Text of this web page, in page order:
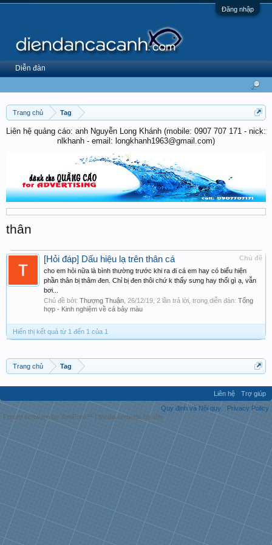
Đăng nhập
Trang chủ Tag
Liên hệ quảng cáo: anh Nguyễn Long Khánh (mobile: 0907 707 171 - nick:
nlkhanh - email: longkhanh1963@gmail.com)
thân
Chủ đề
[Hỏi đáp] Dấu hiệu lạ trên thân cá
cho em hỏi nữa là bình thường trước khi ra đi cá em hay có biểu hiện
phần thân bị thâm đen. Chỉ bị đen thôi chứ k thấy sưng hay thối gì ạ, vẫn
bơi...
Chủ đề bởi: Thượng Thuận 26/12/19 , 2 lần trả lời, trong diễn đàn: Tổng
hợp - Kinh nghiệm về cá bảy màu
Hiển thị kết quả từ 1 đến 1 của 1
Trang chủ Tag
Diễn đàn
Liên hệ
Trợ giúp
Quy định và Nội quy
Privacy Policy
Forum software by XenForo™ | Media embeds by s9e